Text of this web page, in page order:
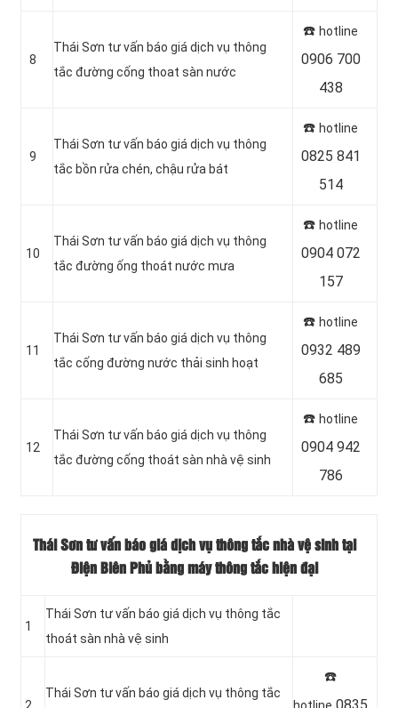
8
Thái Sơn tư vấn báo giá dịch vụ thông
tắc đường cống thoat sàn nước
☎️ hotline
0906 700
438
9
Thái Sơn tư vấn báo giá dịch vụ thông
tắc bồn rửa chén, chậu rửa bát
☎️ hotline
0825 841
514
10
Thái Sơn tư vấn báo giá dịch vụ thông
tắc đường ống thoát nước mưa
☎️ hotline
0904 072
157
11
‎Thái Sơn tư vấn báo giá dịch vụ thông
tắc cống đường nước thải sinh hoạt
☎️ hotline
0932 489
685
12
Thái Sơn tư vấn báo giá dịch vụ thông
tắc đường cống thoát sàn nhà vệ sinh
☎️ hotline
0904 942
786
Thái Sơn tư vấn báo giá dịch vụ thông tắc nhà vệ sinh tại
Điện Biên Phủ bằng máy thông tắc hiện đại
1
Thái Sơn tư vấn báo giá dịch vụ thông tắc
thoát sàn nhà vệ sinh
Thái Sơn tư vấn báo giá dịch vụ thông tắc
☎️